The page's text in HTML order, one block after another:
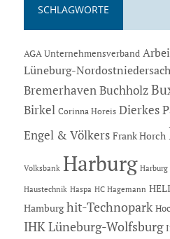
SCHLAGWORTE
AGA Unternehmensverband
Lüneburg-
Bremerhaven Buchholz
Birkel Corinna Horeis Dierkes
Engel & Völkers Frank Horch
Volksbank Harburg
Haustechnik Haspa HC Hagemann
Hamburg hit-Technopark
IHK Lüneburg-Wolfsburg